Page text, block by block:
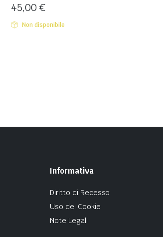
45,00 €
Non disponibile
Informativa
Diritto di Recesso
Uso dei Cookie
Note Legali